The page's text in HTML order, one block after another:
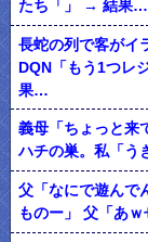
たち「」 → 結果…
長蛇の列で客がイ
DQN「もう1つレ
果…
義母「ちょっと来
ハチの巣。私「う
父「なにで遊んで
ものー」 父「あｗ